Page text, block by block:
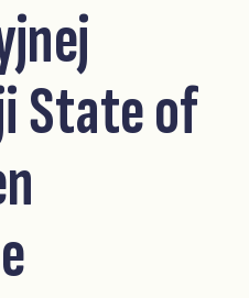
State of